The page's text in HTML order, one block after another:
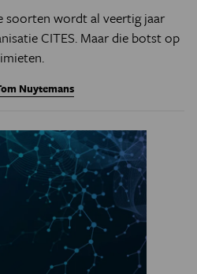
soorten wordt al veertig jaar
CITES. Maar die botst op
Nuytemans